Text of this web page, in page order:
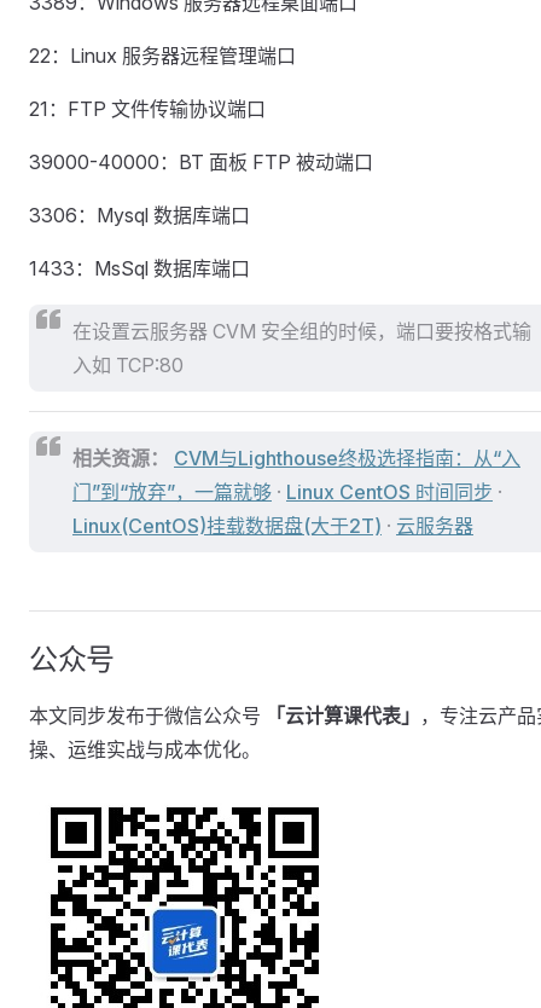
22：Linux 服务器远程管理端口
21：FTP 文件传输协议端口
39000-40000：BT 面板 FTP 被动端口
3306：Mysql 数据库端口
1433：MsSql 数据库端口
在设置云服务器 CVM 安全组的时候，端口要按格式输
入如 TCP:80
相关资源：
CVM与Lighthouse终极选择指南：从“入
门”到“放弃”，一篇就够 · Linux CentOS 时间同步 ·
Linux(CentOS)挂载数据盘(大于2T) · 云服务器
公众号
本文同步发布于微信公众号 「云计算课代表」 ，专注云产品
操、运维实战与成本优化。